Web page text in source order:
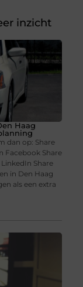
inzicht
Haag
dan op: Share
Facebook Share
Share
in Den Haag
als een extra